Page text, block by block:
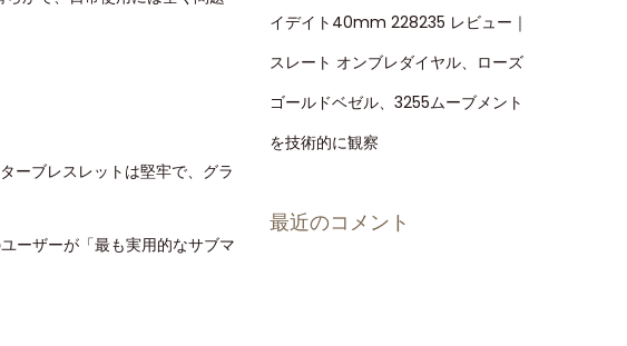
ーブレスレットは堅牢で、グラ
ーザーが「最も実用的なサブマ
イデイト40mm 228235 レビュー｜
スレート オンブレダイヤル、ローズ
ゴールドベゼル、3255ムーブメント
を技術的に観察
最近のコメント